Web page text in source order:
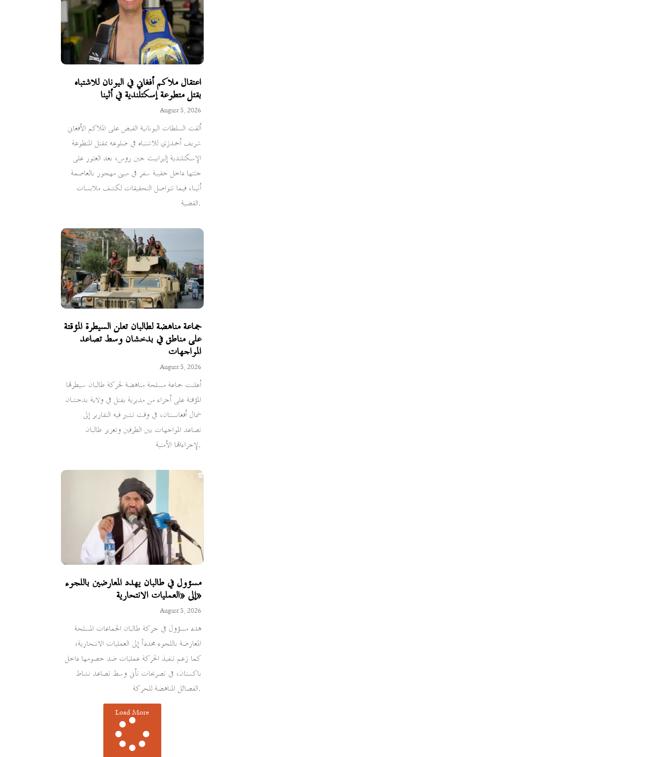
اعتقال ملاكم أفغاني في اليونان للاشتباه
بقتل متطوعة إسكتلندية في أثينا
August 5, 2026
ألقت السلطات اليونانية القبض على الملاكم الأفغاني
شريف أحمدزي للاشتباه في ضلوعه بمقتل المتطوعة
الإسكتلندية إليزابيث جين روس، بعد العثور على
جثتها داخل حقيبة سفر في مبنى مهجور بالعاصمة
أثينا، فيما تتواصل التحقيقات لكشف ملابسات
القضية.
جماعة مناهضة لطالبان تعلن السيطرة المؤقتة
على مناطق في بدخشان وسط تصاعد
المواجهات
August 5, 2026
أعلنت جماعة مسلحة مناهضة لحركة طالبان سيطرتها
المؤقتة على أجزاء من مديرية يفتل في ولاية بدخشان
شمال أفغانستان، في وقت تشير فيه التقارير إلى
تصاعد المواجهات بين الطرفين وتعزيز طالبان
لإجراءاتها الأمنية.
مسؤول في طالبان يهدد المعارضين باللجوء
إلى «العمليات الانتحارية»
August 5, 2026
هدد مسؤول في حركة طالبان الجماعات المسلحة
المعارضة باللجوء مجدداً إلى العمليات الانتحارية،
كما زعم تنفيذ الحركة عمليات ضد خصومها داخل
باكستان، في تصريحات تأتي وسط تصاعد نشاط
الفصائل المناهضة للحركة.
Load More